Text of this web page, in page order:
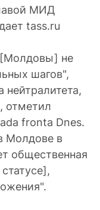
МИД
tass.ru
[Молдовы] не
шагов",
нейтралитета,
отметил
fronta Dnes.
Молдове в
общественная